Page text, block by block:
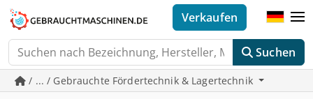
Suchen
Verkaufen
/ ... / Gebrauchte Fördertechnik & Lagertechnik